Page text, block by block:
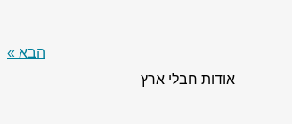
הבא »
אודות חבלי ארץ